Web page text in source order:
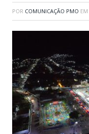
POR COMUNICAÇÃO PMO EM